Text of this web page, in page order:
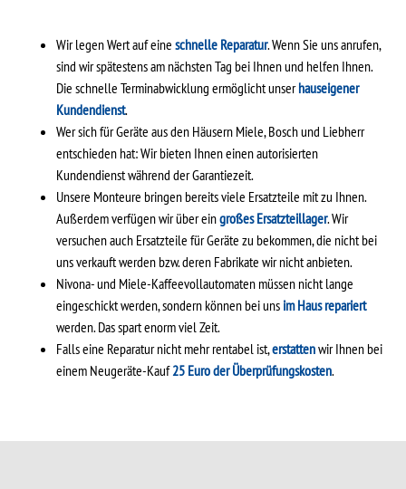
Wir legen Wert auf eineschnelle Reparatur. Wenn Sie uns anrufen,
sind wir spätestens am nächsten Tag bei Ihnen und helfen Ihnen.
Die schnelle Terminabwicklung ermöglicht unserhauseigener
Kundendienst.
Wer sich für Geräte aus den Häusern Miele, Bosch und Liebherr
entschieden hat: Wir bieten Ihnen einen autorisierten
Kundendienst während der Garantiezeit.
Unsere Monteure bringen bereits viele Ersatzteile mit zu Ihnen.
Außerdem verfügen wir über eingroßes Ersatzteillager. Wir
versuchen auch Ersatzteile für Geräte zu bekommen, die nicht bei
uns verkauft werden bzw. deren Fabrikate wir nicht anbieten.
Nivona- und Miele-Kaffeevollautomaten müssen nicht lange
eingeschickt werden, sondern können bei uns im Haus repariert
werden. Das spart enorm viel Zeit.
Falls eine Reparatur nicht mehr rentabel ist,erstattenwir Ihnen bei
einem Neugeräte-Kauf25 Euro der Überprüfungskosten.